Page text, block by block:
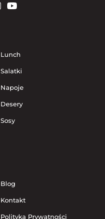
Lunch
Salatki
Napoje
Desery
Sosy
Blog
Kontakt
Polityka Prywatności